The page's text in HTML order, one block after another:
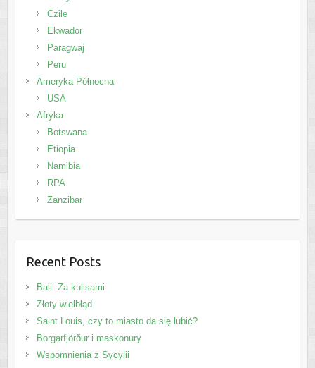
Czile
Ekwador
Paragwaj
Peru
Ameryka Północna
USA
Afryka
Botswana
Etiopia
Namibia
RPA
Zanzibar
Recent Posts
Bali. Za kulisami
Złoty wielbłąd
Saint Louis, czy to miasto da się lubić?
Borgarfjörður i maskonury
Wspomnienia z Sycylii